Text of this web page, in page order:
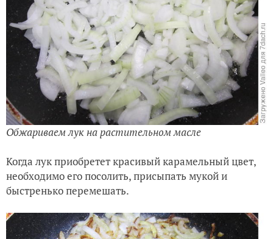
Обжариваем лук на растительном масле
Когда лук приобретет красивый карамельный цвет,
необходимо его посолить, присыпать мукой и
быстренько перемешать.